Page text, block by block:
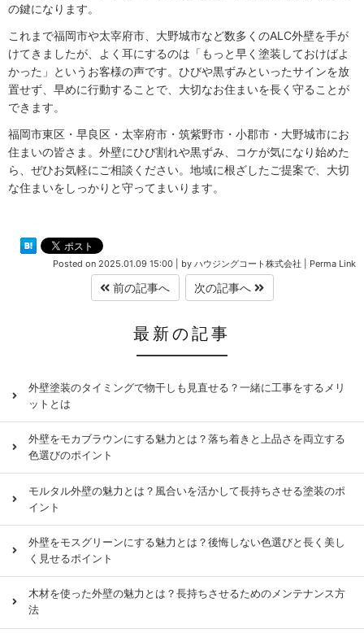
の鍵になります。
これまで福岡市や太宰府市、大野城市など数多くのALC外壁を手が
けてきましたが、よく耳にするのは「もっと早く塗装しておけばよ
かった」というお客様の声です。ひびや黒ずみといったサインを放
置せず、早めに行動することで、大切なお住まいを長く守ることが
できます。
福岡市東区・早良区・太宰府市・筑紫野市・小郡市・大野城市にお
住まいの皆さま。外壁にひび割れや黒ずみ、コケが気になり始めた
ら、ぜひお気軽にご相談ください。地域に根ざしたご提案で、大切
な住まいをしっかりと守ってまいります。
Posted on 2025.01.09 15:00 by ハウジングコート株式会社 Perma Link
前の記事へ 次の記事へ
最新の記事
外壁塗装のタイミングで物干しも見直せる？一緒に工事をするメリ
ットとは
外壁をモカブラウンにする魅力とは？落ち着きと上品さを両立する
色選びのポイント
モルタル外壁の魅力とは？風合いを活かして長持ちさせる塗装のポ
イント
外壁をモスグリーンにする魅力とは？後悔しない色選びと長く美し
く見せるポイント
木材を使った外壁の魅力とは？長持ちさせるためのメンテナンス方
法